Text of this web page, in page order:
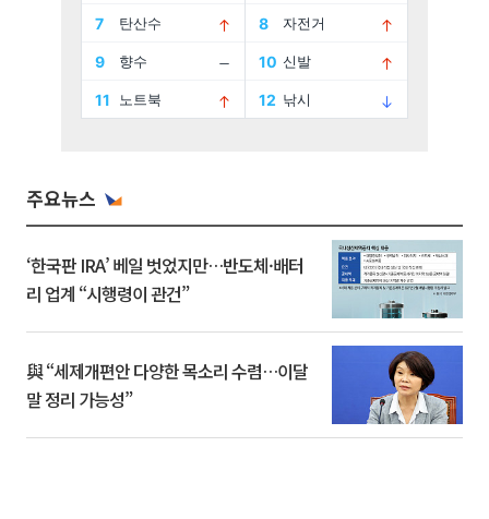
주요뉴스
‘한국판 IRA’ 베일 벗었지만…반도체·배터
리 업계 “시행령이 관건”
與 “세제개편안 다양한 목소리 수렴…이달
말 정리 가능성”